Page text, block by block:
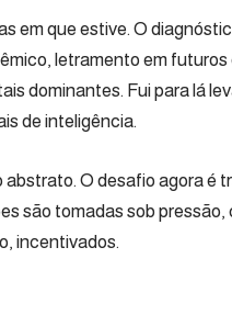
em que estive. O
letramento em futuros
dominantes. Fui para lá
de inteligência.
O desafio agora é
são tomadas sob pressão,
incentivados.